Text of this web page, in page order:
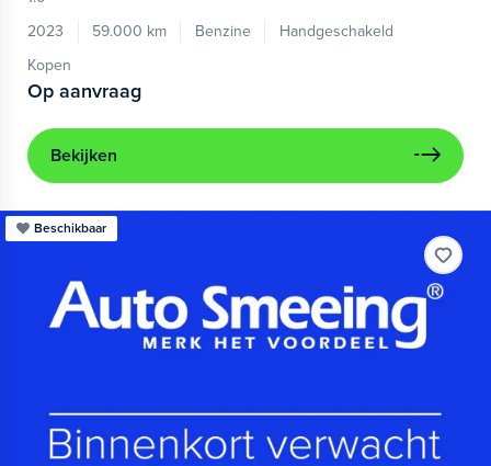
2023
59.000 km Benzine
Handgeschakeld
Kopen
Op aanvraag
Bekijken
Beschikbaar